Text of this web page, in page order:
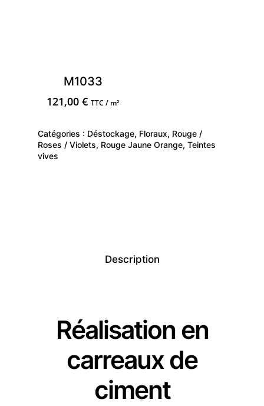
M1033
121,00€ TTC / m²
Catégories : Déstockage, Floraux, Rouge /
Roses / Violets, Rouge Jaune Orange, Teintes
vives
Description
Réalisation en
carreaux de
ciment